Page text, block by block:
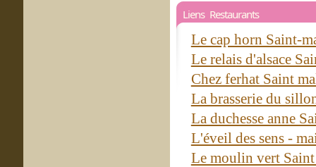
Liens Restaurants
Le cap horn Saint-
Le relais d'alsace
Chez ferhat Saint
La brasserie du
La duchesse anne
L'éveil des sens -
Le moulin vert